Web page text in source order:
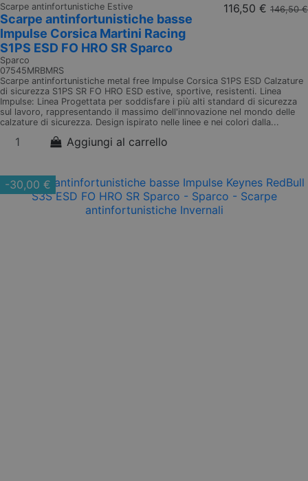
Scarpe antinfortunistiche Estive
Scarpe antinfortunistiche basse
Impulse Corsica Martini Racing
S1PS ESD FO HRO SR Sparco
Sparco
07545MRBMRS
116,50 € 146,50 €
Scarpe antinfortunistiche metal free Impulse Corsica S1PS ESD Calzature
di sicurezza S1PS SR FO HRO ESD estive, sportive, resistenti. Linea
Impulse: Linea Progettata per soddisfare i più alti standard di sicurezza
sul lavoro, rappresentando il massimo dell'innovazione nel mondo delle
calzature di sicurezza. Design ispirato nelle linee e nei colori dalla...
Aggiungi al carrello
-30,00 €